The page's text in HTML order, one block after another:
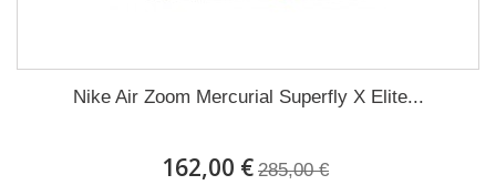
Nike Air Zoom Mercurial Superfly X Elite...
162,00 € 285,00 €